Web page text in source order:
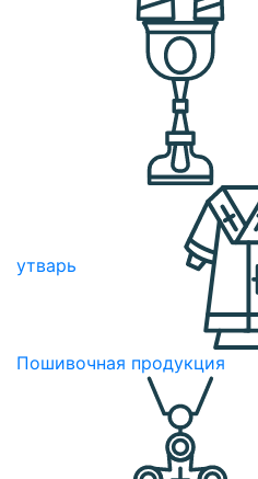
утварь
Пошивочная продукция